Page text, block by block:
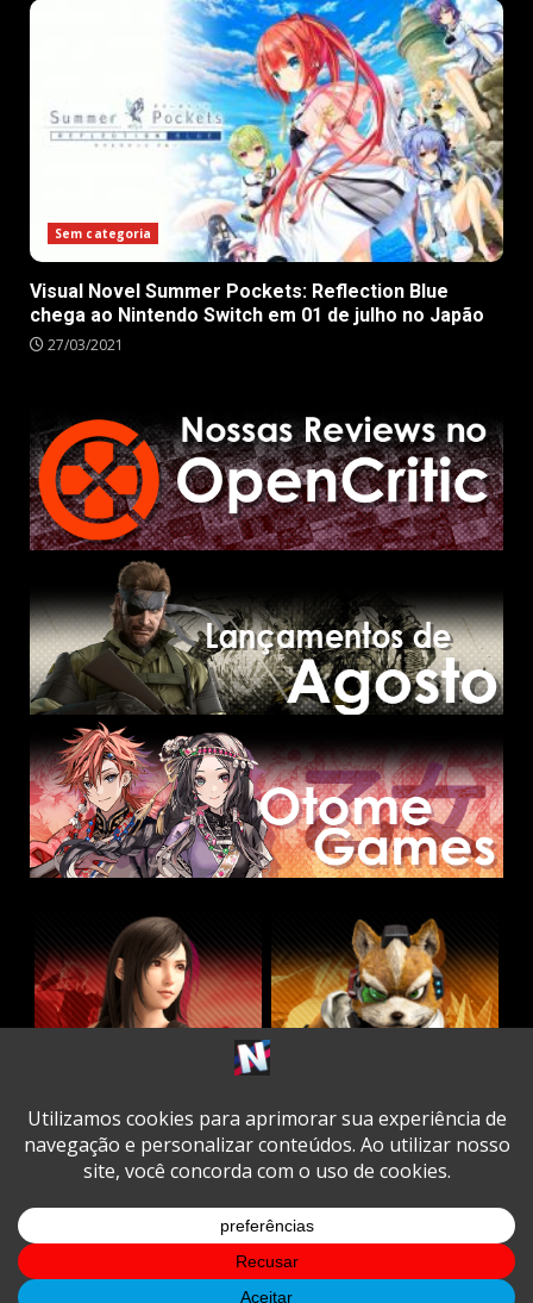
Sem categoria
Visual Novel Summer Pockets: Reflection Blue
chega ao Nintendo Switch em 01 de julho no Japão
27/03/2021
TwitterFacebook
Instagram
YoutubeSpotifyCookie
Policy
Copyright © All rights reserved.